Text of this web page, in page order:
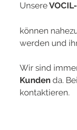
Unsere
können
werden und
Wir sind
Kunden da.
kontaktieren.